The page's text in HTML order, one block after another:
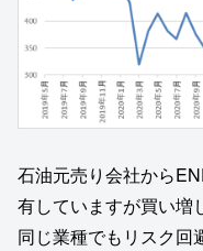
石油元売り会社から
有していますが買い増
同じ業種でもリスク回